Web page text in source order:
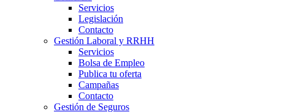
Servicios
Legislación
Contacto
Gestión Laboral y RRHH
Servicios
Bolsa de Empleo
Publica tu oferta
Campañas
Contacto
Gestión de Seguros